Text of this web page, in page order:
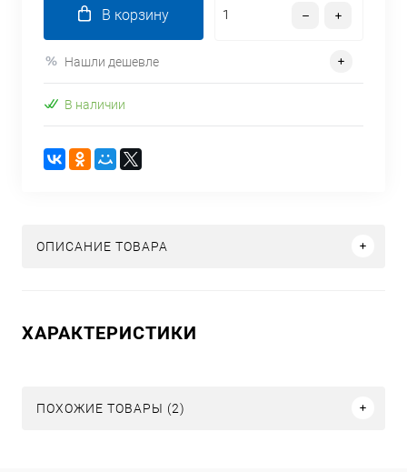
В корзину
Нашли дешевле
В наличии
ОПИСАНИЕ ТОВАРА
ХАРАКТЕРИСТИКИ
ПОХОЖИЕ ТОВАРЫ (2)